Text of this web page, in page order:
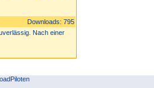
Downloads: 795
Nach einer